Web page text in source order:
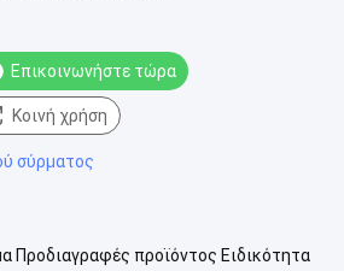
Επικοινωνήστε τώρα
Κοινή χρήση
σύρματος
Προδιαγραφές προϊόντος Ειδικότητα